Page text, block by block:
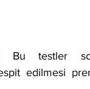
Bu testler
edilmesi